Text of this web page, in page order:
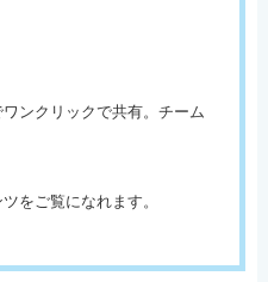
ンクリックで共有。チーム
をご覧になれます。